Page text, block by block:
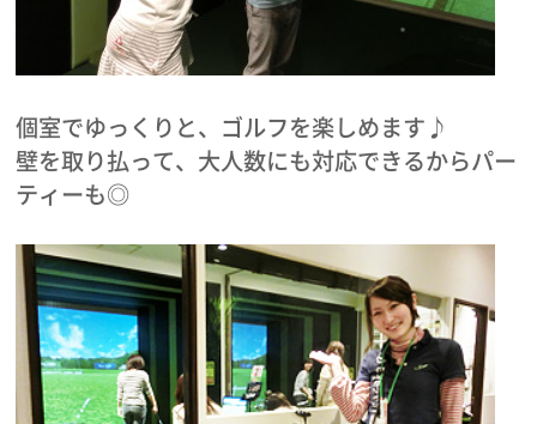
個室でゆっくりと、ゴルフを楽しめます♪
壁を取り払って、大人数にも対応できるからパー
ティーも◎